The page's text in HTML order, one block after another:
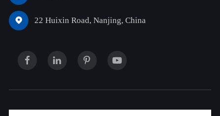
 22 Huixin Road, Nanjing, China